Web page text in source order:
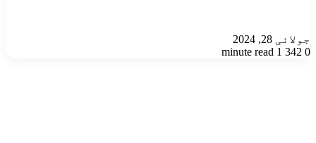
جولائی 28, 2024
0
1 minute read